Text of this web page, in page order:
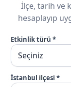
İlçe, tarih ve
hesaplayıp
Etkinlik türü *
İstanbul ilçesi *